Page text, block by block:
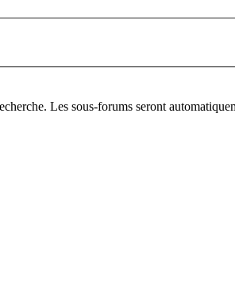
Les sous-forums seront